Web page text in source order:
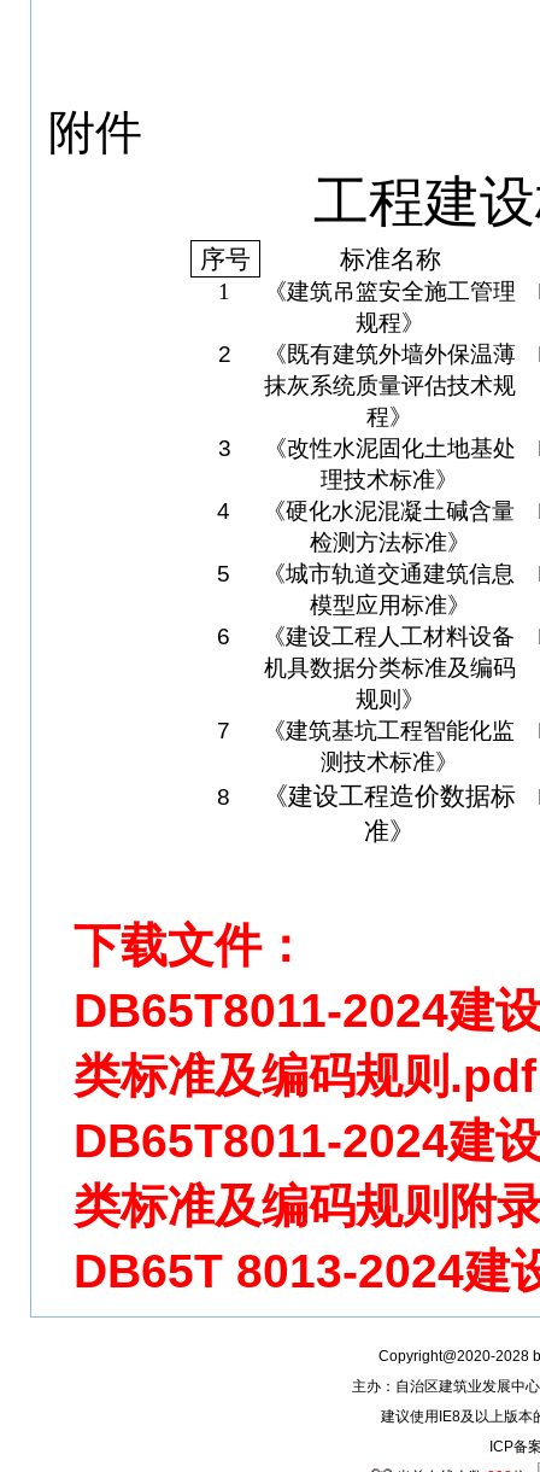
附件
工程建
序号 标准名称
1
《建筑吊篮安全施工管理
规程》
2
《既有建筑外墙外保温薄
抹灰系统质量评估技术规
程》
3
《改性水泥固化土地基处
理技术标准》
4
《硬化水泥混凝土碱含量
检测方法标准》
5
《城市轨道交通建筑信息
模型应用标准》
6
《建设工程人工材料设备
机具数据分类标准及编码
规则》
7
《建筑基坑工程智能化监
测技术标准》
8
《建设工程造价数据标
准》
下载文件：
DB65T8011-2024建
类标准及编码规则.pdf
DB65T8011-2024建
类标准及编码规则附
DB65T 8013-2024建
Copyright@2020-2028
主办：自治区建筑业发展中
建议使用IE8及以上版本
ICP备